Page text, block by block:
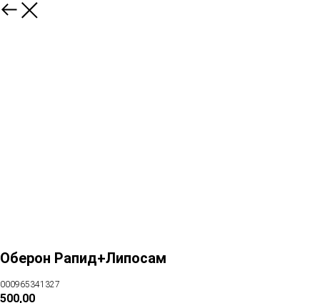
Оберон Рапид+Липосам
000965341327
500,00